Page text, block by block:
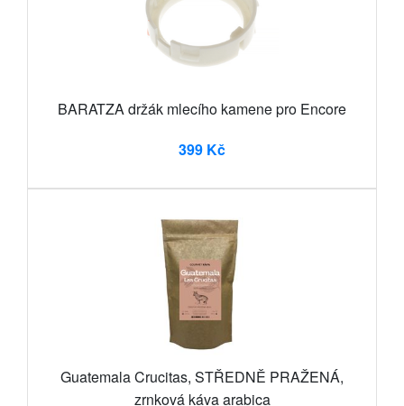
BARATZA držák mlecího kamene pro Encore
399 Kč
Guatemala Crucitas, STŘEDNĚ PRAŽENÁ,
zrnková káva arabica